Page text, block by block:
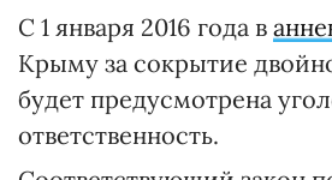
С 1 января 2016 года в
Крыму за сокрытие
будет предусмотрена
ответственность.